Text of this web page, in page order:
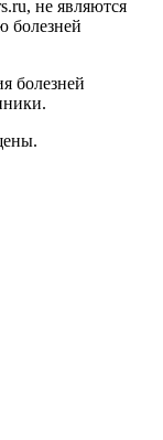
не являются
болезней
болезней